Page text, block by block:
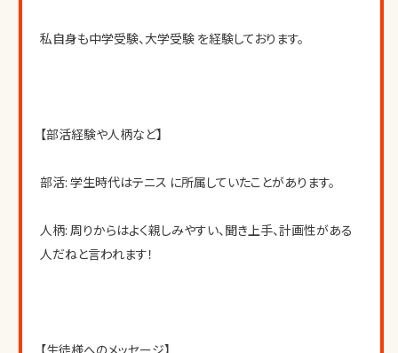
私自身も中学受験、大学受験 を経験しております。
【部活経験や人柄など】
部活: 学生時代はテニス に所属していたことがあります。
人柄: 周りからはよく親しみやすい、聞き上手、計画性がある
人だねと言われます！
【生徒様へのメッセージ】